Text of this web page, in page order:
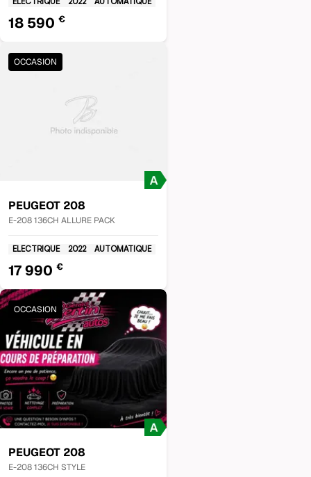
18 590 €
OCCASION
PEUGEOT 208
E-208 136CH ALLURE PACK
ELECTRIQUE 2022 AUTOMATIQUE
17 990 €
OCCASION
PEUGEOT 208
E-208 136CH STYLE